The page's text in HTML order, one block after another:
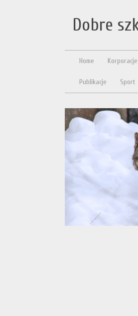
Dobre
Home Korporacje
Publikacje Sport